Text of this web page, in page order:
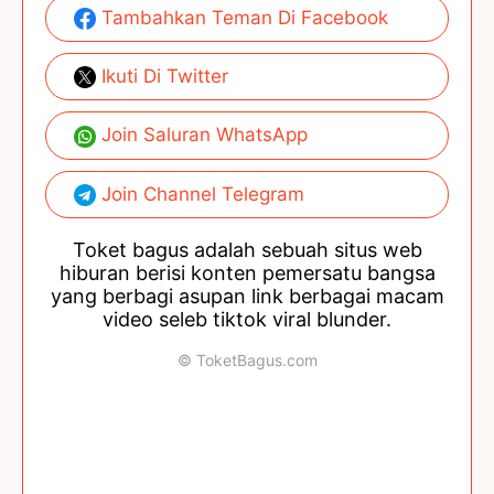
Tambahkan Teman Di Facebook
Ikuti Di Twitter
Join Saluran WhatsApp
Join Channel Telegram
Toket bagus adalah sebuah situs web
hiburan berisi konten pemersatu bangsa
yang berbagi asupan link berbagai macam
video seleb tiktok viral blunder.
© ToketBagus.com